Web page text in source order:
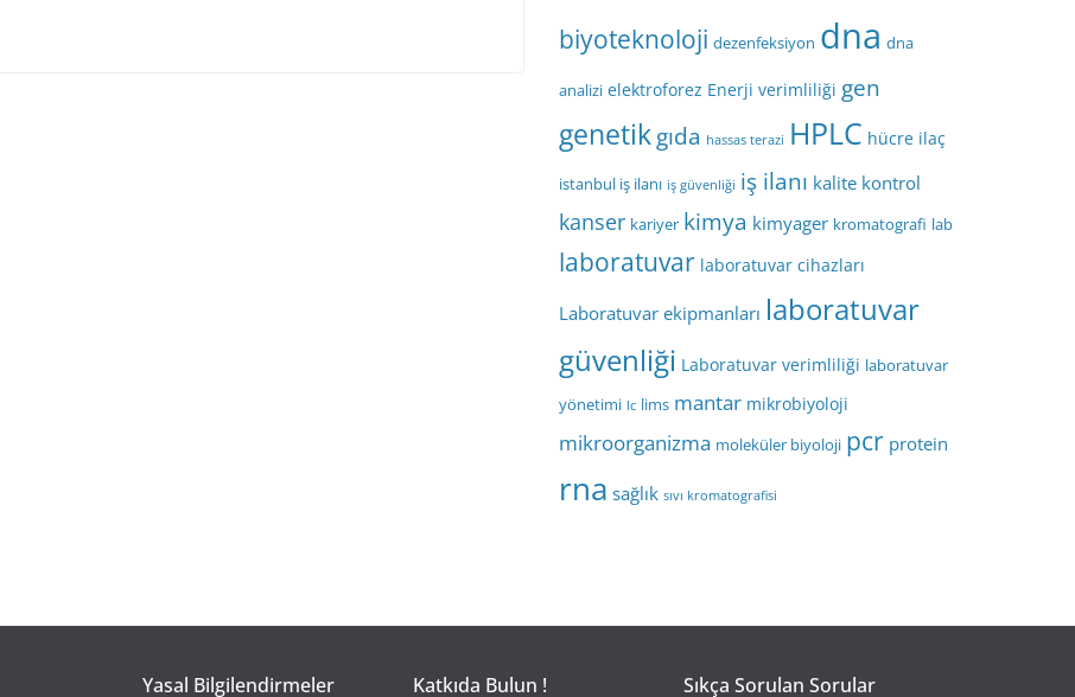
biyoteknoloji dezenfeksiyon dna dna
analizi elektroforez Enerji verimliliği gen
genetikgıda hassas terazi HPLC hücre ilaç
istanbul iş ilanı iş güvenliği iş ilanı kalite kontrol
kanser kariyer kimya kimyager kromatografi lab
laboratuvar laboratuvar cihazları
Laboratuvar ekipmanları laboratuvar
güvenliği Laboratuvar verimliliği laboratuvar
yönetimi lc lims mantar mikrobiyoloji
mikroorganizma moleküler biyoloji pcr protein
rna sağlık sıvı kromatografisi
Yasal Bilgilendirmeler Katkıda Bulun ! Sıkça Sorulan Sorular